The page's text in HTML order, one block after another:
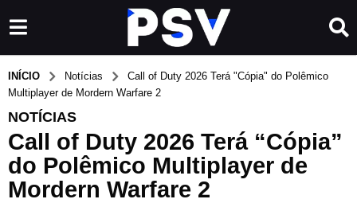
INÍCIO Notícias
Call of Duty 2026 Terá "Cópia" do Polêmico
Multiplayer de Mordern Warfare 2
NOTÍCIAS
Call of Duty 2026 Terá “Cópia”
do Polêmico Multiplayer de
Mordern Warfare 2